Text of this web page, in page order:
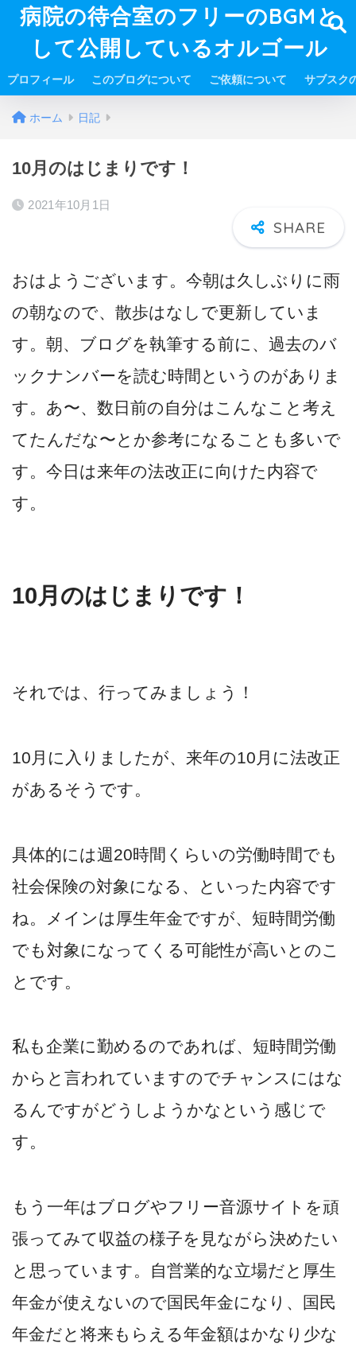
病院の待合室のフリーのBGMと
して公開しているオルゴール
プロフィール このブログについて ご依頼について サブスク
ホーム 日記
10月のはじまりです！
2021年10月1日
おはようございます。今朝は久しぶりに雨
の朝なので、散歩はなしで更新していま
す。朝、ブログを執筆する前に、過去のバ
ックナンバーを読む時間というのがありま
す。あ〜、数日前の自分はこんなこと考え
てたんだな〜とか参考になることも多いで
す。今日は来年の法改正に向けた内容で
す。
10月のはじまりです！
それでは、行ってみましょう！
10月に入りましたが、来年の10月に法改正
があるそうです。
具体的には週20時間くらいの労働時間でも
社会保険の対象になる、といった内容です
ね。メインは厚生年金ですが、短時間労働
でも対象になってくる可能性が高いとのこ
とです。
私も企業に勤めるのであれば、短時間労働
からと言われていますのでチャンスにはな
るんですがどうしようかなという感じで
す。
もう一年はブログやフリー音源サイトを頑
張ってみて収益の様子を見ながら決めたい
と思っています。自営業的な立場だと厚生
年金が使えないので国民年金になり、国民
年金だと将来もらえる年金額はかなり少な